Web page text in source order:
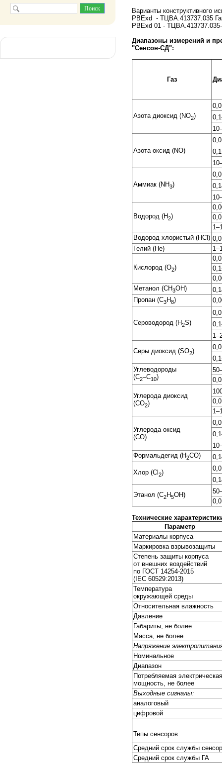
Варианты конструктивного
PBExd - ТЦВА.413737.035
PBExd 01 -
Диапазоны измерений и
"Сенсон-СД":
Газ
Азота диоксид (NO2)
Азота оксид (NO)
Аммиак (NH3)
Водород (H2)
Водород хлористый (HCl)
Гелий (He)
Кислород (O2)
Метанол (CH3OH)
Пропан (C3H8)
Сероводород (H2S)
Серы диоксид (SO2)
Углеводороды
(С2–С10)
Углерода диоксид
(СО2)
Углерода оксид
(CO)
Формальдегид (H2CO)
Хлор (Cl2)
Этанол (C2H5OH)
Технические
Параметр
Материалы корпуса
Маркировка взрывозащиты
Степень защиты корпуса
от внешних воздействий
по ГОСТ 14254-2015
(IEC 60529:2013)
Температура
окружающей среды
Относительная влажность
Давление
Габариты, не более
Масса, не более
Напряжение
Номинальное
Диапазон
Потребляемая электрическая
мощность, не более
Выходные сигналы:
аналоговый
цифровой
Типы сенсоров
Средний срок службы
Средний срок службы ГА